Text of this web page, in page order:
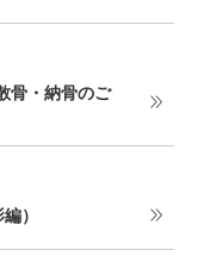
骨・納骨のご
）